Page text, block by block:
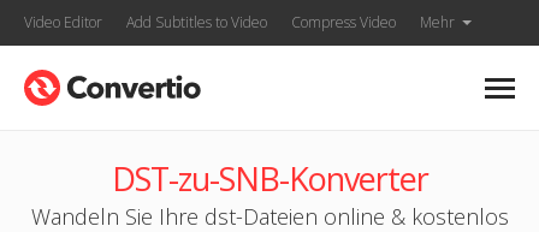
Video Editor Add Subtitles to Video Compress Video Mehr
DST-zu-SNB-Konverter
Wandeln Sie Ihre dst-Dateien online & kostenlos